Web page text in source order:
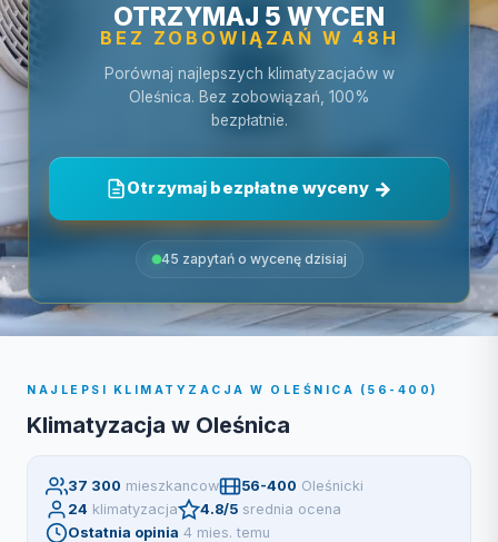
OTRZYMAJ 5 WYCEN
BEZ ZOBOWIĄZAŃ W 48H
Porównaj najlepszych klimatyzacjaów w
Oleśnica. Bez zobowiązań, 100%
bezpłatnie.
Otrzymaj bezpłatne wyceny
45 zapytań o wycenę dzisiaj
NAJLEPSI KLIMATYZACJA W OLEŚNICA (56-400)
Klimatyzacja w Oleśnica
37 300 mieszkancow 56-400 Oleśnicki
24 klimatyzacja 4.8/5 srednia ocena
Ostatnia opinia 4 mies. temu